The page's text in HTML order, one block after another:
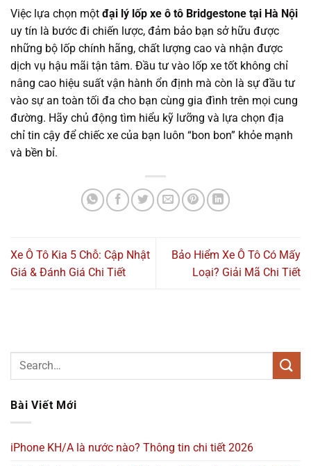
Việc lựa chọn một đại lý lốp xe ô tô Bridgestone tại Hà Nội
uy tín là bước đi chiến lược, đảm bảo bạn sở hữu được
những bộ lốp chính hãng, chất lượng cao và nhận được
dịch vụ hậu mãi tận tâm. Đầu tư vào lốp xe tốt không chỉ
nâng cao hiệu suất vận hành ổn định mà còn là sự đầu tư
vào sự an toàn tối đa cho bạn cùng gia đình trên mọi cung
đường. Hãy chủ động tìm hiểu kỹ lưỡng và lựa chọn địa
chỉ tin cậy để chiếc xe của bạn luôn “bon bon” khỏe mạnh
và bền bỉ.
Xe Ô Tô Kia 5 Chỗ: Cập Nhật
Giá & Đánh Giá Chi Tiết
Bảo Hiểm Xe Ô Tô Có Mấy
Loại? Giải Mã Chi Tiết
Bài Viết Mới
iPhone KH/A là nước nào? Thông tin chi tiết 2026